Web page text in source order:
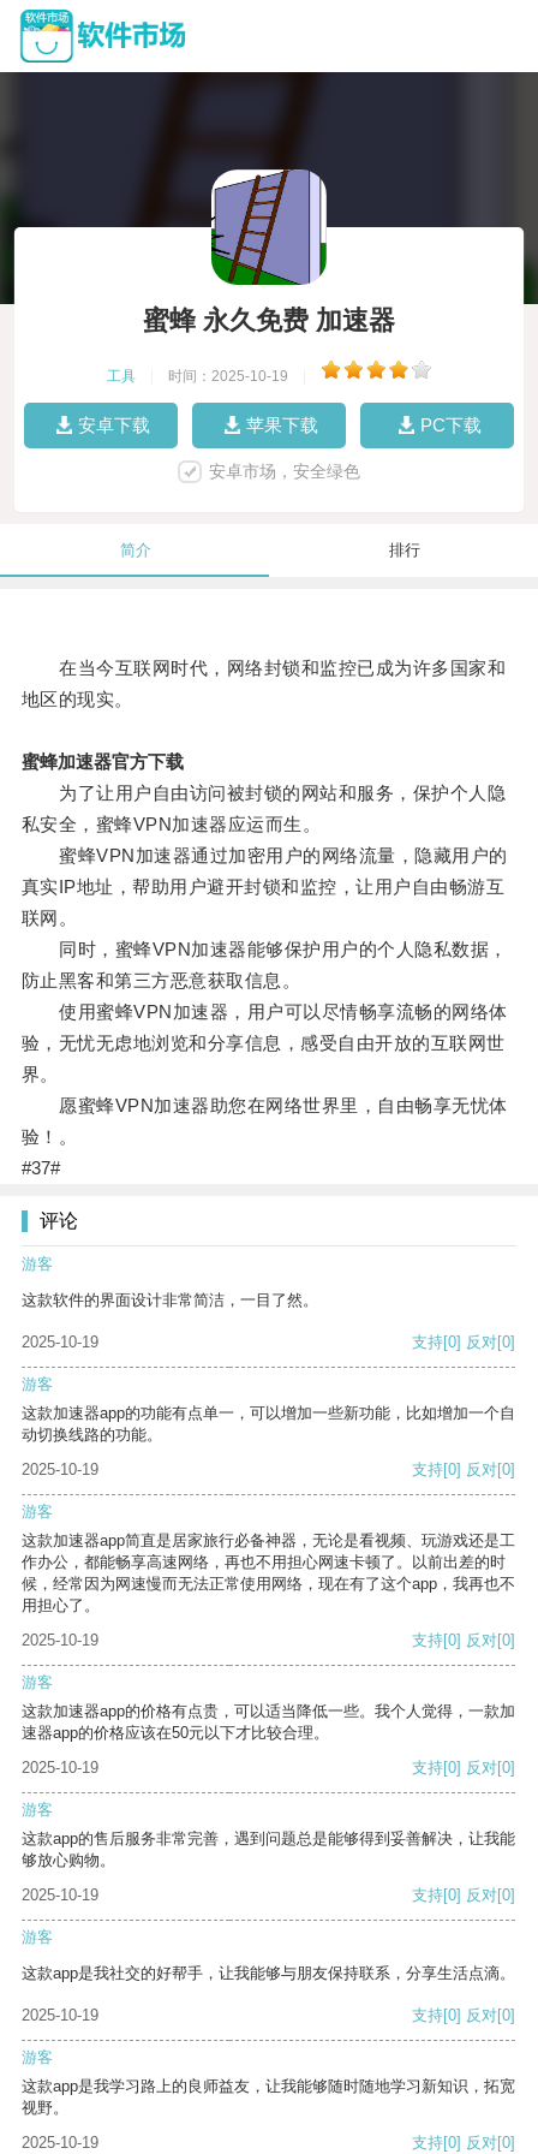
蜜蜂 永久免费 加速器
工具 时间：2025-10-19
安卓下载 苹果下载 PC下载
安卓市场，安全绿色
简介 排行
在当今互联网时代，网络封锁和监控已成为许多国家和
地区的现实。
蜜蜂加速器官方下载
为了让用户自由访问被封锁的网站和服务，保护个人隐
私安全，蜜蜂VPN加速器应运而生。
蜜蜂VPN加速器通过加密用户的网络流量，隐藏用户的
真实IP地址，帮助用户避开封锁和监控，让用户自由畅游互
联网。
同时，蜜蜂VPN加速器能够保护用户的个人隐私数据，
防止黑客和第三方恶意获取信息。
使用蜜蜂VPN加速器，用户可以尽情畅享流畅的网络体
验，无忧无虑地浏览和分享信息，感受自由开放的互联网世
界。
愿蜜蜂VPN加速器助您在网络世界里，自由畅享无忧体
验！。
#37#
评论
游客
这款软件的界面设计非常简洁，一目了然。
2025-10-19 支持[0] 反对[0]
游客
这款加速器app的功能有点单一，可以增加一些新功能，比如增加一个自
动切换线路的功能。
2025-10-19
支持[0] 反对[0]
游客
这款加速器app简直是居家旅行必备神器，无论是看视频、玩游戏还是工
作办公，都能畅享高速网络，再也不用担心网速卡顿了。以前出差的时
候，经常因为网速慢而无法正常使用网络，现在有了这个app，我再也不
用担心了。
2025-10-19
支持[0] 反对[0]
游客
这款加速器app的价格有点贵，可以适当降低一些。我个人觉得，一款加
速器app的价格应该在50元以下才比较合理。
2025-10-19
支持[0] 反对[0]
游客
这款app的售后服务非常完善，遇到问题总是能够得到妥善解决，让我能
够放心购物。
2025-10-19
支持[0] 反对[0]
游客
这款app是我社交的好帮手，让我能够与朋友保持联系，分享生活点滴。
2025-10-19 支持[0] 反对[0]
游客
这款app是我学习路上的良师益友，让我能够随时随地学习新知识，拓宽
视野。
2025-10-19
支持[0] 反对[0]